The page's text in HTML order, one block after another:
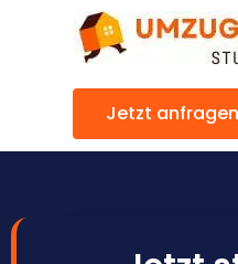
Jetzt anfragen